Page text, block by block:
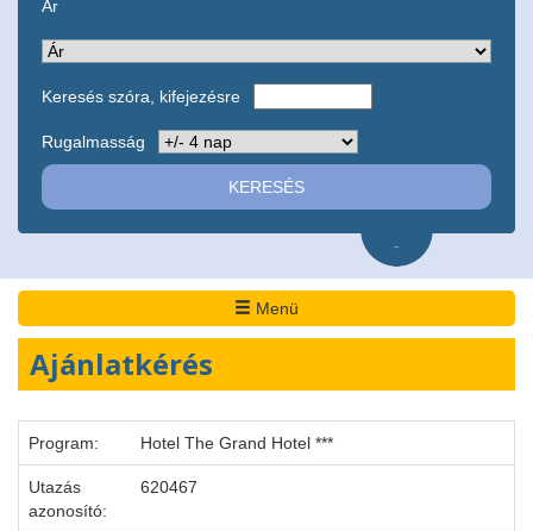
Ár
Keresés szóra, kifejezésre
Rugalmasság
-
Menü
Ajánlatkérés
Program: Hotel The Grand Hotel ***
Utazás
azonosító:
620467